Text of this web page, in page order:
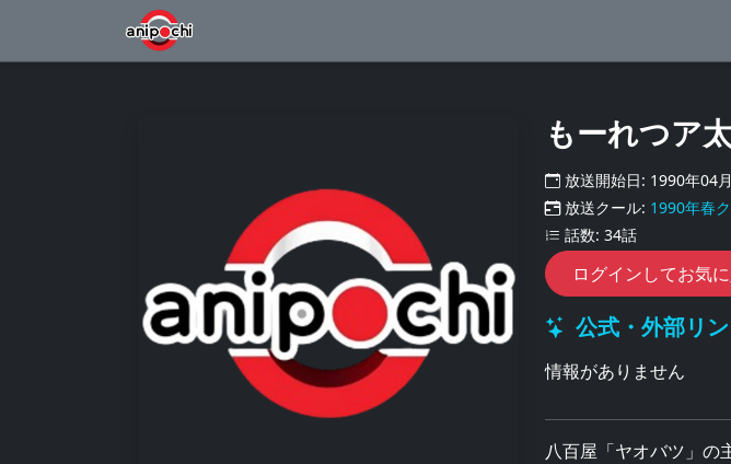
もーれつア
放送開始日: 1990年04
放送クール: 1990年春
話数: 34話
ログインしてお気
公式・外部リ
情報がありません
八百屋「ヤオバツ」の